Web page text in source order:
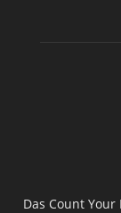
Das Count